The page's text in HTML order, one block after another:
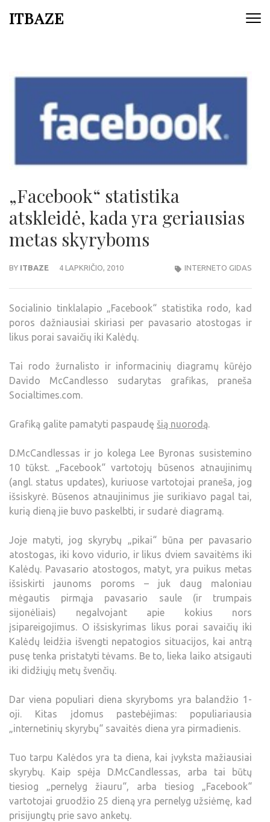
ITBAZE
„Facebook“ statistika
atskleidė, kada yra geriausias
metas skyryboms
BY ITBAZE 4 LAPKRIČIO, 2010 INTERNETO GIDAS
Socialinio tinklalapio „Facebook“ statistika rodo, kad
poros dažniausiai skiriasi per pavasario atostogas ir
likus porai savaičių iki Kalėdų.
Tai rodo žurnalisto ir informacinių diagramų kūrėjo
Davido McCandlesso sudarytas grafikas, praneša
Socialtimes.com.
Grafiką galite pamatyti paspaudę šią nuorodą.
D.McCandlessas ir jo kolega Lee Byronas susistemino
10 tūkst. „Facebook“ vartotojų būsenos atnaujinimų
(angl. status updates), kuriuose vartotojai praneša, jog
išsiskyrė. Būsenos atnaujinimus jie surikiavo pagal tai,
kurią dieną jie buvo paskelbti, ir sudarė diagramą.
Joje matyti, jog skyrybų „pikai“ būna per pavasario
atostogas, iki kovo vidurio, ir likus dviem savaitėms iki
Kalėdų. Pavasario atostogos, matyt, yra puikus metas
išsiskirti jaunoms poroms – juk daug maloniau
mėgautis pirmąja pavasario saule (ir trumpais
sijonėliais) negalvojant apie kokius nors
įsipareigojimus. O išsiskyrimas likus porai savaičių iki
Kalėdų leidžia išvengti nepatogios situacijos, kai antrą
pusę tenka pristatyti tėvams. Be to, lieka laiko atsigauti
iki didžiųjų metų švenčių.
Dar viena populiari diena skyryboms yra balandžio 1-
oji. Kitas įdomus pastebėjimas: populiariausia
„internetinių skyrybų“ savaitės diena yra pirmadienis.
Tuo tarpu Kalėdos yra ta diena, kai įvyksta mažiausiai
skyrybų. Kaip spėja D.McCandlessas, arba tai būtų
tiesiog „pernelyg žiauru“, arba tiesiog „Facebook“
vartotojai gruodžio 25 dieną yra pernelyg užsiėmę, kad
prisijungtų prie savo anketų.